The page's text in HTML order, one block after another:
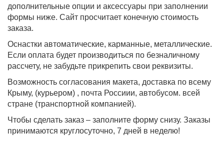
дополнительные опции и аксессуары при заполнении
формы ниже. Сайт просчитает конечную стоимость
заказа.
Оснастки автоматические, карманные, металлические.
Если оплата будет производиться по безналичному
рассчету, не забудьте прикрепить свои реквизиты.
Возможность согласования макета, доставка по всему
Крыму, (курьером) , почта Россиии, автобусом. всей
стране (транспортной компанией).
Чтобы сделать заказ – заполните форму снизу. Заказы
принимаются круглосуточно, 7 дней в неделю!